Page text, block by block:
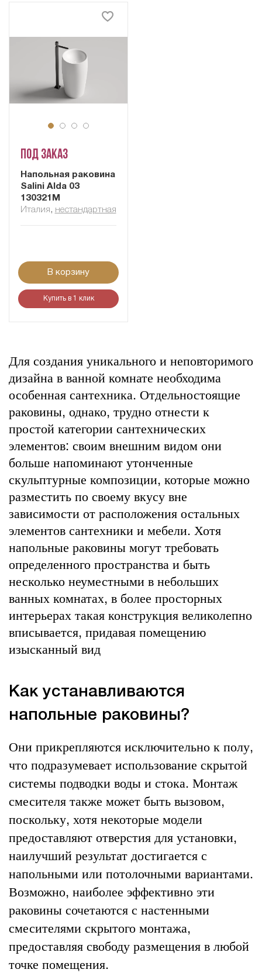
Под заказ
Напольная раковина
Salini Alda 03
130321M
Италия , нестандартная
В корзину
Купить в 1 клик
Для создания уникального и неповторимого
дизайна в ванной комнате необходима
особенная сантехника. Отдельностоящие
раковины, однако, трудно отнести к
простой категории сантехнических
элементов: своим внешним видом они
больше напоминают утонченные
скульптурные композиции, которые можно
разместить по своему вкусу вне
зависимости от расположения остальных
элементов сантехники и мебели. Хотя
напольные раковины могут требовать
определенного пространства и быть
несколько неуместными в небольших
ванных комнатах, в более просторных
интерьерах такая конструкция великолепно
вписывается, придавая помещению
изысканный вид
Как устанавливаются
напольные раковины?
Они прикрепляются исключительно к полу,
что подразумевает использование скрытой
системы подводки воды и стока. Монтаж
смесителя также может быть вызовом,
поскольку, хотя некоторые модели
предоставляют отверстия для установки,
наилучший результат достигается с
напольными или потолочными вариантами.
Возможно, наиболее эффективно эти
раковины сочетаются с настенными
смесителями скрытого монтажа,
предоставляя свободу размещения в любой
точке помещения.